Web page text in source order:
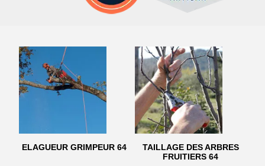
ELAGUEUR GRIMPEUR 64
TAILLAGE DES ARBRES
FRUITIERS 64